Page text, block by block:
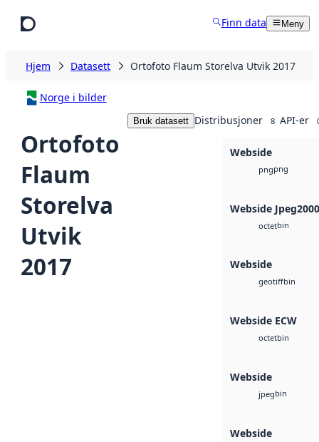
Finn data Meny
Hjem Datasett Ortofoto Flaum Storelva Utvik 2017
Norge i bilder
Ortofoto
Flaum
Storelva
Utvik
2017
Bruk datasett Distribusjoner 8 API-er
Webside
pngpng
Webside Jpeg2000
octetbin
Webside
geotiffbin
Webside ECW
octetbin
Webside
jpegbin
Webside